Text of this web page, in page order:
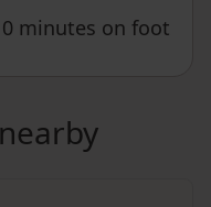
0 minutes on foot